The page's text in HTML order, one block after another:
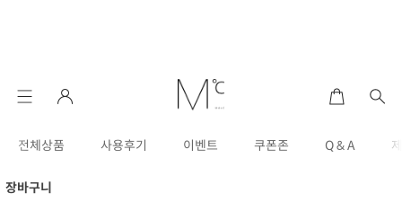
전체상품 사용후기 이벤트 쿠폰존 Q & A
장바구니